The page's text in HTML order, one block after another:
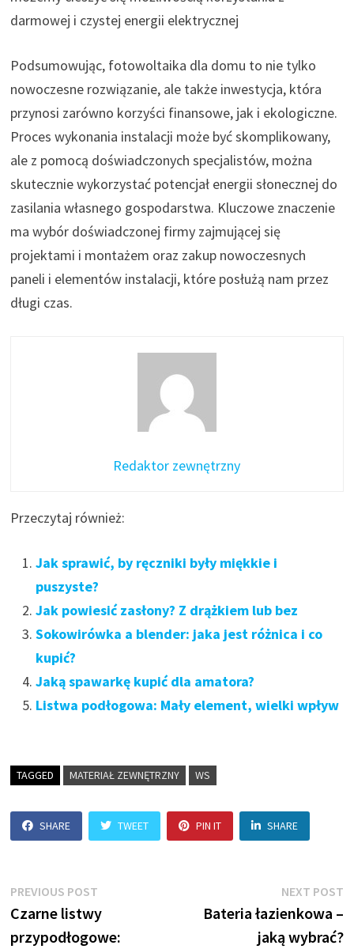
darmowej i czystej energii elektrycznej
Podsumowując, fotowoltaika dla domu to nie tylko
nowoczesne rozwiązanie, ale także inwestycja, która
przynosi zarówno korzyści finansowe, jak i ekologiczne.
Proces wykonania instalacji może być skomplikowany,
ale z pomocą doświadczonych specjalistów, można
skutecznie wykorzystać potencjał energii słonecznej do
zasilania własnego gospodarstwa. Kluczowe znaczenie
ma wybór doświadczonej firmy zajmującej się
projektami i montażem oraz zakup nowoczesnych
paneli i elementów instalacji, które posłużą nam przez
długi czas.
Redaktor zewnętrzny
Przeczytaj również:
Jak sprawić, by ręczniki były miękkie i
puszyste?
Jak powiesić zasłony? Z drążkiem lub bez
Sokowirówka a blender: jaka jest różnica i co
kupić?
Jaką spawarkę kupić dla amatora?
Listwa podłogowa: Mały element, wielki wpływ
TAGGED MATERIAŁ ZEWNĘTRZNY WS
SHARE TWEET PIN IT SHARE
Nawigacja
wpisu
PREVIOUS POST
post:
Czarne listwy
przypodłogowe:
NEXT POST
Bateria łazienkowa –
jaką wybrać?